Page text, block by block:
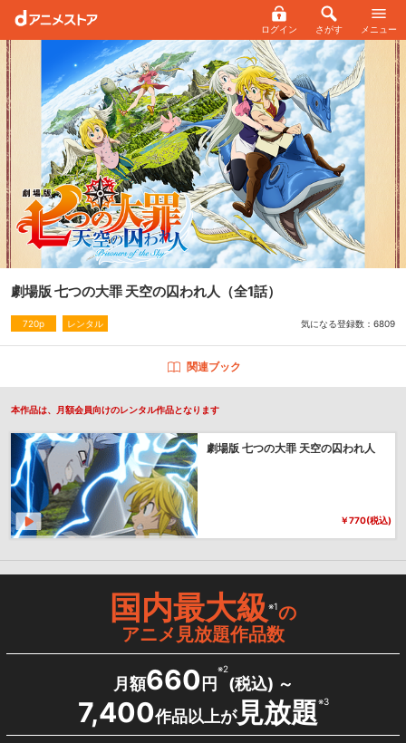
ログイン さがす メニュー
劇場版 七つの大罪 天空の囚われ人 （全1話）
720p レンタル 気になる登録数： 6809
関連ブック
本作品は、月額会員向けのレンタル作品となります
劇場版 七つの大罪 天空の囚われ人
￥770(税込)
国内最大級※1の
アニメ見放題作品数
月額660 円
※2
(税込) ～
7,400作品以上が見放題※3